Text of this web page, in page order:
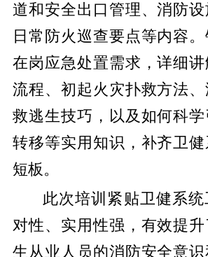
道和安全出口管理、消防设
日常防火巡查要点等内容
在岗应急处置需求，详细
流程、初起火灾扑救方法
救逃生技巧，以及如何科
转移等实用知识，补齐卫
短板。
此次培训紧贴卫健系
对性、实用性强，有效提
生从业人员的消防安全意